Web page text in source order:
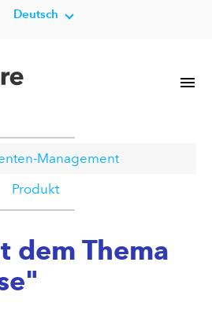
Deutsch
Management
Produkt
dem Thema